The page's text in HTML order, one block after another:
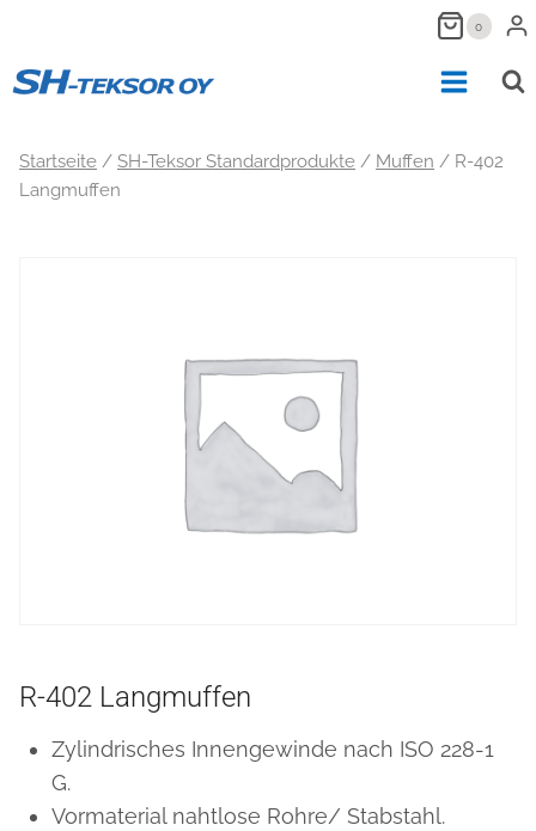
springen
0
Startseite / SH-Teksor Standardprodukte / Muffen / R-402
Langmuffen
R-402 Langmuffen
Zylindrisches Innengewinde nach ISO 228-1
G.
Vormaterial nahtlose Rohre/ Stabstahl.